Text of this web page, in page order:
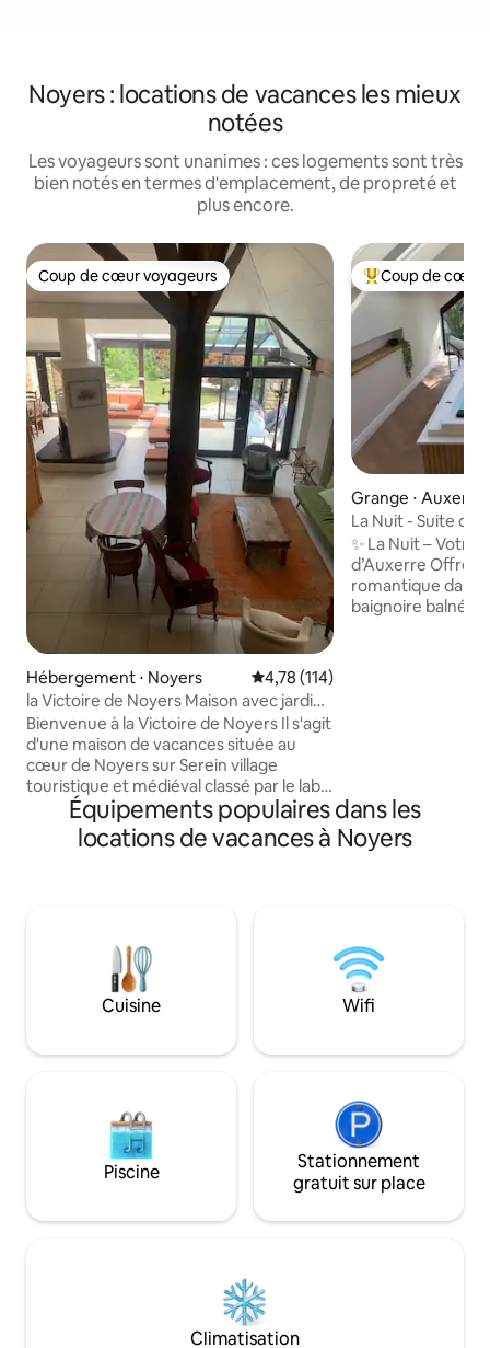
Noyers : locations de vacances les mieux
notées
Les voyageurs sont unanimes : ces logements sont très
bien notés en termes d'emplacement, de propreté et
plus encore.
Coup de cœur voyageurs
Coup de cœur voyageurs
Hébergement ⋅ Noyers Évaluation moyenne sur la
4,78 (114)
la Victoire de Noyers Maison avec jardin
de 400m²
Bienvenue à la Victoire de Noyers Il s'agit
d'une maison de vacances située au
cœur de Noyers sur Serein village
touristique et médiéval classé par le label
des plus beau villages de France. Semi
récente avec jardin clos de mur de
pierre de Bourgogne de 400 m²plein sud
d'une superficie de 70 m² pour échanger
entre amis ou en famille !
Coups de cœur
Coup de cœur
Grange ⋅ Auxerre
La Nuit - Suite de
intérieur.
✨ La Nuit – Votre
d’Auxerre Offrez-vous une escapade
romantique dans
baignoire balnéo
Équipements populaires dans les
locations de vacances à Noyers
Cuisine Wifi
Piscine
Stationnement
gratuit sur place
Climatisation